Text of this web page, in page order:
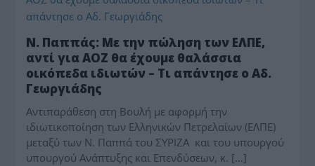
Ν. Παππάς: Με την πώληση των ΕΛΠΕ,
αντί για ΑΟΖ θα έχουμε θαλάσσια
οικόπεδα ιδιωτών – Τι απάντησε ο Αδ.
Γεωργιάδης
Αντιπαράθεση στη Βουλή με αφορμή την
ιδιωτικοποίηση των Ελληνικών Πετρελαίων (ΕΛΠΕ)
μεταξύ των Ν. Παππά του ΣΥΡΙΖΑ και του υπουργού
υπουργού Ανάπτυξης και Επενδύσεων, κ. […]